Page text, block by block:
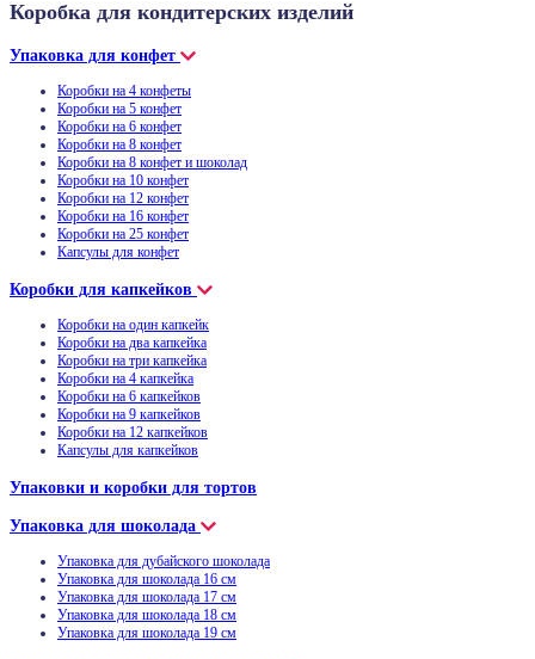
Коробка для кондитерских изделий
Упаковка для конфет
Коробки на 4 конфеты
Коробки на 5 конфет
Коробки на 6 конфет
Коробки на 8 конфет
Коробки на 8 конфет и шоколад
Коробки на 10 конфет
Коробки на 12 конфет
Коробки на 16 конфет
Коробки на 25 конфет
Капсулы для конфет
Коробки для капкейков
Коробки на один капкейк
Коробки на два капкейка
Коробки на три капкейка
Коробки на 4 капкейка
Коробки на 6 капкейков
Коробки на 9 капкейков
Коробки на 12 капкейков
Капсулы для капкейков
Упаковки и коробки для тортов
Упаковка для шоколада
Упаковка для дубайского шоколада
Упаковка для шоколада 16 см
Упаковка для шоколада 17 см
Упаковка для шоколада 18 см
Упаковка для шоколада 19 см